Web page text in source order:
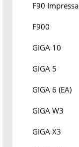
F90 Impressa
F900
GIGA 10
GIGA 5
GIGA 6 (EA)
GIGA W3
GIGA X3